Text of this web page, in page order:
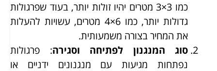
כמו 3×3 מטרים יהיו זולות יותר, בעוד שפרגולות
גדולות יותר, כמו 6×4 מטרים, עשויות להעלות
את המחיר בצורה משמעותית.
סוג המנגנון לפתיחה וסגירה: פרגולות
נפתחות מגיעות עם מנגנונים ידניים או